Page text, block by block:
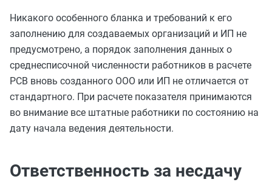
Никакого особенного бланка и требований к его
заполнению для создаваемых организаций и ИП не
предусмотрено, а порядок заполнения данных о
среднесписочной численности работников в расчете
РСВ вновь созданного ООО или ИП не отличается от
стандартного. При расчете показателя принимаются
во внимание все штатные работники по состоянию на
дату начала ведения деятельности.
Ответственность за несдачу